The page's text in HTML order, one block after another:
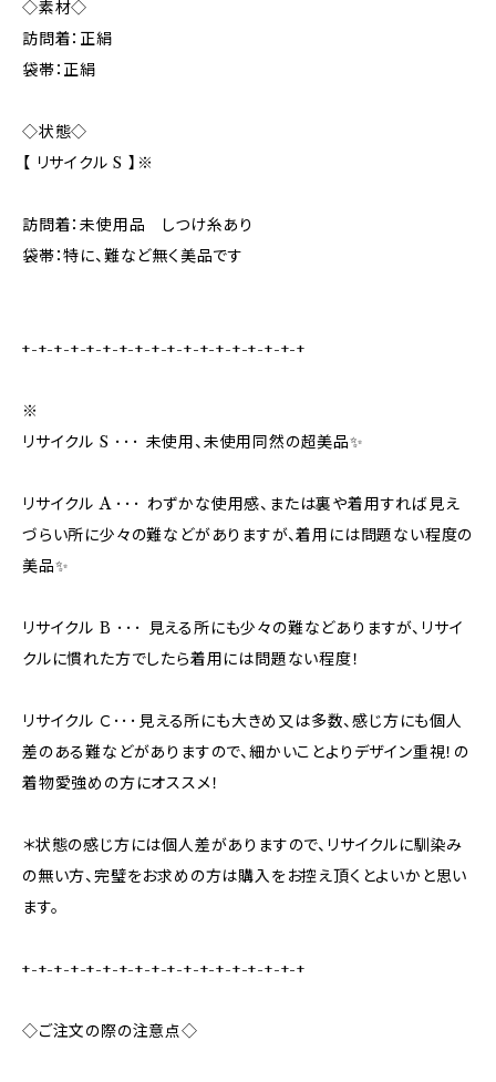
◇素材◇
訪問着：正絹
袋帯：正絹
◇状態◇
【 リサイクル S 】※
訪問着：未使用品 しつけ糸あり
袋帯：特に、難など無く美品です
+-+-+-+-+-+-+-+-+-+-+-+-+-+-+-+-+-+
※
リサイクル S ･･･ 未使用、未使用同然の超美品✨
リサイクル A ･･･ わずかな使用感、または裏や着用すれば見え
づらい所に少々の難などがありますが、着用には問題ない程度の
美品✨
リサイクル B ･･･ 見える所にも少々の難などありますが、リサイ
クルに慣れた方でしたら着用には問題ない程度！
リサイクル Ｃ･･･見える所にも大きめ又は多数、感じ方にも個人
差のある難などがありますので、細かいことよりデザイン重視！の
着物愛強めの方にオススメ！
＊状態の感じ方には個人差がありますので、リサイクルに馴染み
の無い方、完璧をお求めの方は購入をお控え頂くとよいかと思い
ます。
+-+-+-+-+-+-+-+-+-+-+-+-+-+-+-+-+-+
◇ご注文の際の注意点◇